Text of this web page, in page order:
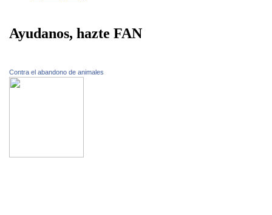
Ayudanos, hazte FAN
Contra el abandono de animales